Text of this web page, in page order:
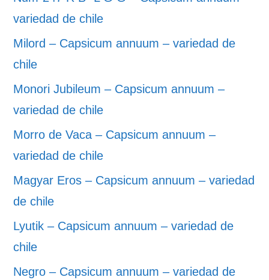
variedad de chile
Milord – Capsicum annuum – variedad de
chile
Monori Jubileum – Capsicum annuum –
variedad de chile
Morro de Vaca – Capsicum annuum –
variedad de chile
Magyar Eros – Capsicum annuum – variedad
de chile
Lyutik – Capsicum annuum – variedad de
chile
Negro – Capsicum annuum – variedad de